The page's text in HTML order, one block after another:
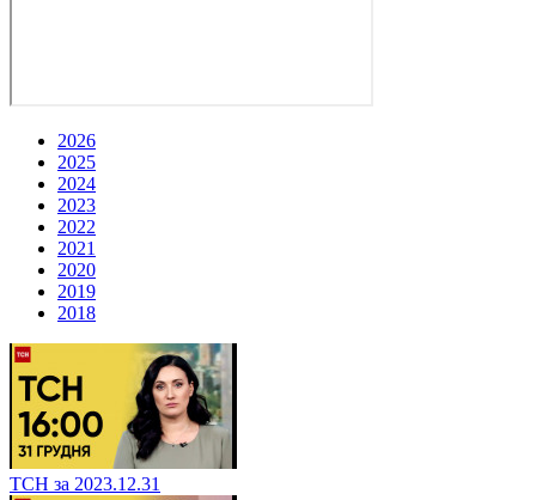
2026
2025
2024
2023
2022
2021
2020
2019
2018
ТСН за 2023.12.31